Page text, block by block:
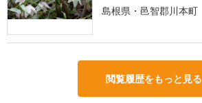
島根県・邑智郡川本町
閲覧履歴をもっと見る